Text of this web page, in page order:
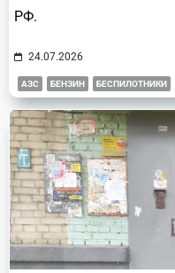
РФ.
24.07.2026
АЗС БЕНЗИН БЕСПИЛОТНИКИ